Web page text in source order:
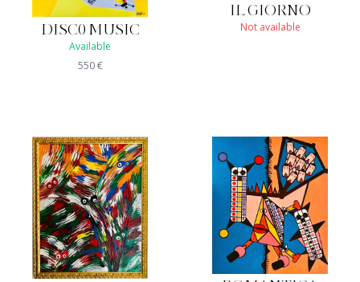
DISC0 MUSIC
Available
550€
IL GIORNO
Not available